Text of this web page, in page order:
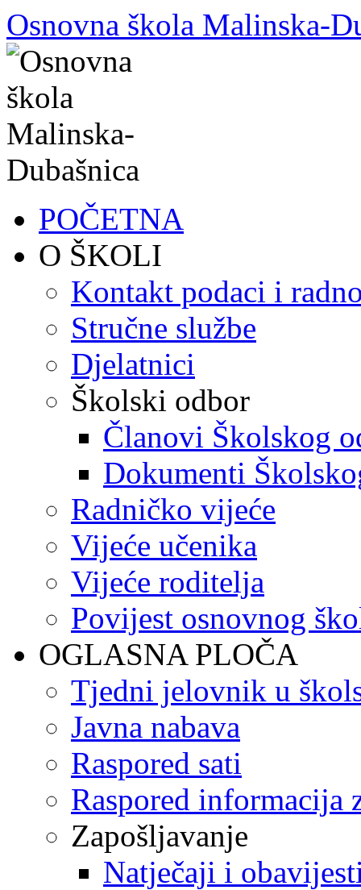
Skoči
do
sadržaja
Osnovna škola Malinska-
POČETNA
O ŠKOLI
Kontakt podaci i
Stručne službe
Djelatnici
Školski odbor
Članovi Školskog
Dokumenti
Radničko vijeće
Vijeće učenika
Vijeće roditelja
Povijest osnovnog
OGLASNA PLOČA
Tjedni jelovnik u
Javna nabava
Raspored sati
Raspored informacija
Zapošljavanje
Natječaji i